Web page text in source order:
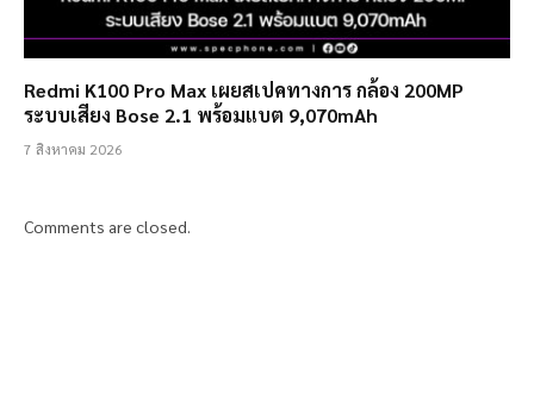
Redmi K100 Pro Max เผยสเปคทางการ กล้อง 200MP
ระบบเสียง Bose 2.1 พร้อมแบต 9,070mAh
7 สิงหาคม 2026
Comments are closed.